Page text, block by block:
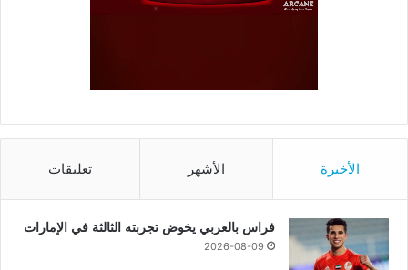
الأخيرة الأشهر تعليقات
فراس بالعربي يخوض تجربته الثالثة في الإمارات
2026-08-09